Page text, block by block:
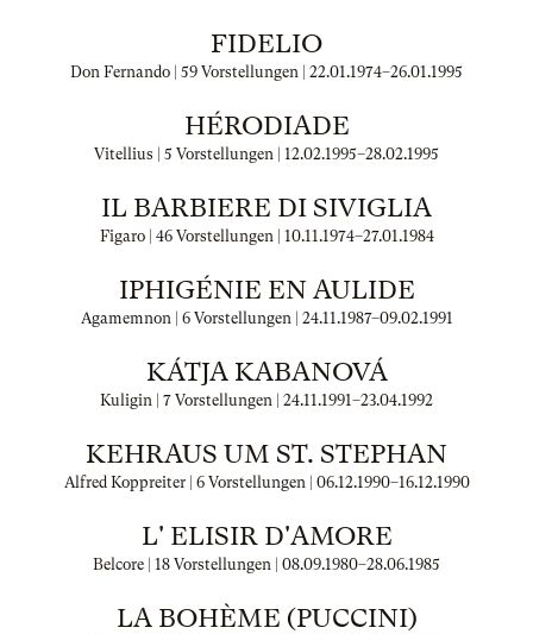
FIDELIO
Don Fernando | 59 Vorstellungen | 22.01.1974–26.01.1995
HÉRODIADE
Vitellius | 5 Vorstellungen | 12.02.1995–28.02.1995
IL BARBIERE DI SIVIGLIA
Figaro | 46 Vorstellungen | 10.11.1974–27.01.1984
IPHIGÉNIE EN AULIDE
Agamemnon | 6 Vorstellungen | 24.11.1987–09.02.1991
KÁTJA KABANOVÁ
Kuligin | 7 Vorstellungen | 24.11.1991–23.04.1992
KEHRAUS UM ST. STEPHAN
Alfred Koppreiter | 6 Vorstellungen | 06.12.1990–16.12.1990
L' ELISIR D'AMORE
Belcore | 18 Vorstellungen | 08.09.1980–28.06.1985
LA BOHÈME (PUCCINI)